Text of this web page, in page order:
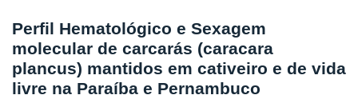
Perfil Hematológico e Sexagem
molecular de carcarás (caracara
plancus) mantidos em cativeiro e de vida
livre na Paraíba e Pernambuco